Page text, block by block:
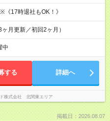
17時退社もOK！》
月更新／初回2ヶ月）
中
する 詳細へ
株式会社 北関東エリア
掲載日：2026.08.07